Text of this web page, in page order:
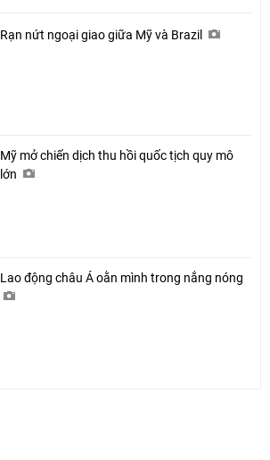
Rạn nứt ngoại giao giữa Mỹ và Brazil
Mỹ mở chiến dịch thu hồi quốc tịch quy mô
lớn
Lao động châu Á oằn mình trong nắng nóng